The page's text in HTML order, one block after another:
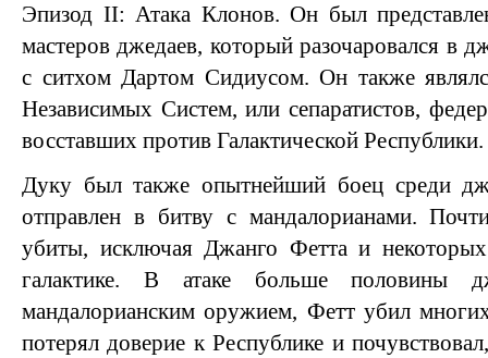
Эпизод II: Атака Клонов. Он был
мастеров джедаев, который разочаровался в
с ситхом Дартом Сидиусом. Он также
Независимых Систем, или сепаратистов,
восставших против Галактической Республики.
Дуку был также опытнейший боец среди
отправлен в битву с мандалорианами.
убиты, исключая Джанго Фетта и
галактике. В атаке больше половины
мандалорианским оружием, Фетт убил
потерял доверие к Республике и